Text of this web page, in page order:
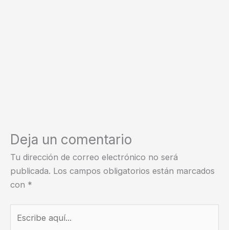
Deja un comentario
Tu dirección de correo electrónico no será
publicada. Los campos obligatorios están marcados
con *
aquí...